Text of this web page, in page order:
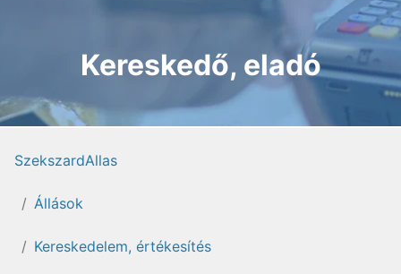
Kereskedő, eladó
SzekszardAllas
Állások
Kereskedelem, értékesítés